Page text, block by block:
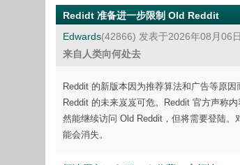
Redidt 准备进一步限制 Old Reddit
Edwards(42866) 发表于2026年08月06
来自人类向何处去
Reddit 的新版本因为推荐算法和广告等原
Reddit 的未来岌岌可危。Reddit 官方声称
然能继续访问 Old Reddit，但将需要登陆。
能会消失。